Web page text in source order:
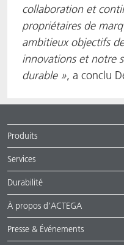
collaboration et
propriétaires de
ambitieux objectifs
innovations et notre
durable », a conclu
Produits
Services
Durabilité
À propos d’ACTEGA
Presse & Événements